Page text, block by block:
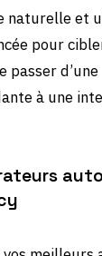
naturelle et
pour
passer d’une
à une